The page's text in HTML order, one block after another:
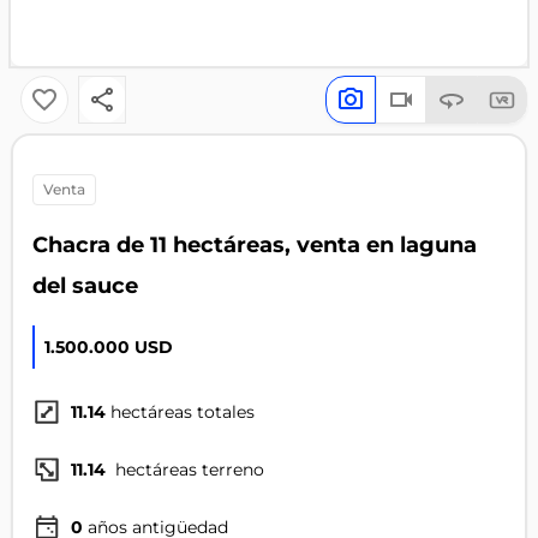
venta
Chacra de 11 hectáreas, venta en laguna
del sauce
1.500.000 USD
11.14 hectáreas totales
11.14 hectáreas terreno
0 años antigüedad